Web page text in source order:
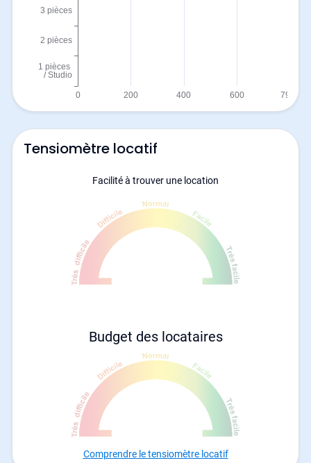
Tensiomètre locatif
Facilité à trouver une location
Budget des locataires
Comprendre le tensiomètre locatif